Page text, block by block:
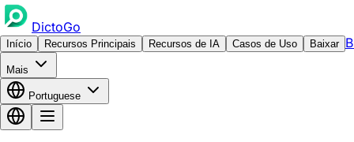
DictoGo
Início Recursos Principais Recursos de IA Casos de Uso Baixar
Mais
Portuguese